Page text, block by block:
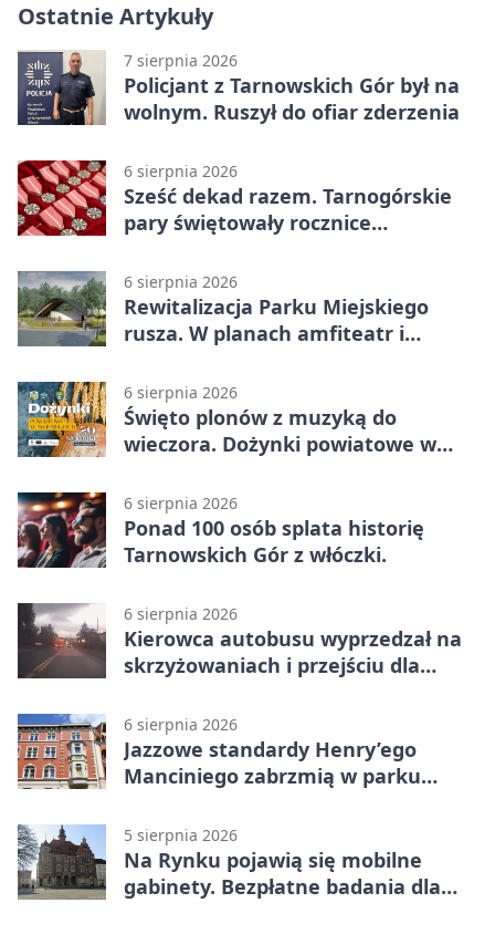
Ostatnie Artykuły
7 sierpnia 2026
Policjant z Tarnowskich Gór był na
wolnym. Ruszył do ofiar zderzenia
6 sierpnia 2026
Sześć dekad razem. Tarnogórskie
pary świętowały rocznice
6 sierpnia 2026
Rewitalizacja Parku Miejskiego
rusza. W planach amfiteatr i
6 sierpnia 2026
Święto plonów z muzyką do
wieczora. Dożynki powiatowe w
6 sierpnia 2026
Ponad 100 osób splata historię
Tarnowskich Gór z włóczki.
6 sierpnia 2026
Kierowca autobusu wyprzedzał na
skrzyżowaniach i przejściu dla
6 sierpnia 2026
Jazzowe standardy Henry’ego
Manciniego zabrzmią w parku
5 sierpnia 2026
Na Rynku pojawią się mobilne
gabinety. Bezpłatne badania dla